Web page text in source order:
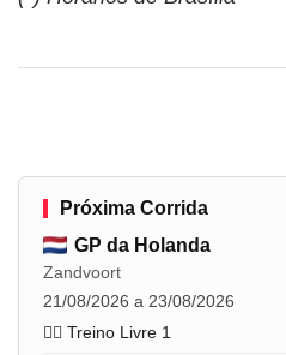
Próxima Corrida
GP da Holanda
Zandvoort
21/08/2026 a 23/08/2026
🏋️‍♂️ Treino Livre 1